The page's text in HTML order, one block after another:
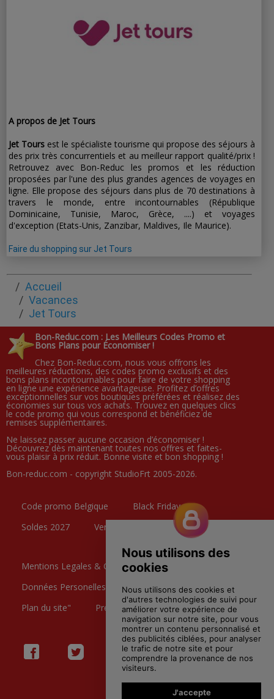
A propos de Jet Tours
Jet Tours est le spécialiste tourisme qui propose des séjours à
des prix très concurrentiels et au meilleur rapport qualité/prix !
Retrouvez avec Bon-Reduc les promos et les réduction
proposées par l'une des plus grandes agences de voyages en
ligne. Elle propose des séjours dans plus de 70 destinations à
travers le monde, entre incontournables (République
Dominicaine, Tunisie, Maroc, Grèce, ....) et voyages
d'exception (Etats-Unis, Zanzibar, Maldives, Ile Maurice).
Faire du shopping sur Jet Tours
Accueil
Vacances
Jet Tours
Bon-Reduc.com : Les Meilleurs Codes Promo et
Bons Plans pour Économiser !
Chez Bon-Reduc.com, nous vous offrons les
meilleures réductions, des codes promo exclusifs et des
bons plans incontournables pour faire de votre shopping
en ligne une expérience avantageuse. Profitez d’offres
exceptionnelles sur vos boutiques préférées et réalisez des
économies sur tous vos achats. Trouvez en quelques clics
le code promo qui vous correspond et bénéficiez de
remises supplémentaires.
Ne laissez passer aucune occasion d’économiser !
Découvrez dès maintenant toutes nos offres et faites-
vous plaisir à prix réduit. Bonne visite et bon shopping !
Bon-reduc.com - copyright StudioFrt 2005-2026.
Code promo Belgique
Black Friday
Soldes 2027
Ventes Privées
Mentions Legales & CGU
Données Personelles
Contactez nous
Plan du site"
Preference Cookies